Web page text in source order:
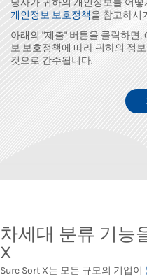
당사가 귀하의 개인정보를 어
개인정보 보호정책을 참고하시
아래의 "제출" 버튼을 클릭하면,
보 보호정책에 따라 귀하의 정
것으로 간주됩니다.
차세대 분류 기능
X
Sure Sort X는 모든 규모의 기업이